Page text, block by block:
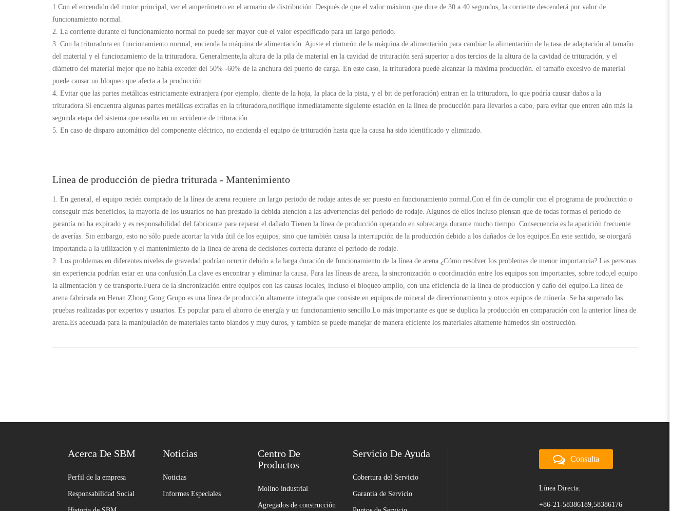
1.Con el encendido del motor principal, ver el amperímetro en el armario de distribución. Después de que el valor máximo que dure de 30 a 40 segundos, la corriente descenderá por valor de
funcionamiento normal.
2. La corriente durante el funcionamiento normal no puede ser mayor que el valor especificado para un largo período.
3. Con la trituradora en funcionamiento normal, encienda la máquina de alimentación. Ajuste el cinturón de la máquina de alimentación para cambiar la alimentación de la tasa de adaptación al tamaño
del material y el funcionamiento de la trituradora. Generalmente,la altura de la pila de material en la cavidad de trituración será superior a dos tercios de la altura de la cavidad de trituración, y el
diámetro del material mejor que no había exceder del 50% -60% de la anchura del puerto de carga. En este caso, la trituradora puede alcanzar la máxima producción. el tamaño excesivo de material
puede causar un bloqueo que afecta a la producción.
4. Evitar que las partes metálicas estrictamente extranjera (por ejemplo, diente de la hoja, la placa de la pista, y el bit de perforación) entran en la trituradora, lo que podría causar daños a la
trituradora.Si encuentra algunas partes metálicas extrañas en la trituradora,notifique inmediatamente siguiente estación en la línea de producción para llevarlos a cabo, para evitar que entren aún más la
segunda etapa del sistema que resulta en un accidente de trituración.
5. En caso de disparo automático del componente eléctrico, no encienda el equipo de trituración hasta que la causa ha sido identificado y eliminado.
Línea de producción de piedra triturada - Mantenimiento
1. En general, el equipo recién comprado de la línea de arena requiere un largo periodo de rodaje antes de ser puesto en funcionamiento normal.Con el fin de cumplir con el programa de producción o
conseguir más beneficios, la mayoría de los usuarios no han prestado la debida atención a las advertencias del período de rodaje. Algunos de ellos incluso piensan que de todas formas el período de
garantía no ha expirado y es responsabilidad del fabricante para reparar el dañado.Tienen la línea de producción operando en sobrecarga durante mucho tiempo. Consecuencia es la aparición frecuente
de averías. Sin embargo, esto no sólo puede acortar la vida útil de los equipos, sino que también causa la interrupción de la producción debido a los dañados de los equipos.En este sentido, se otorgará
importancia a la utilización y el mantenimiento de la línea de arena de decisiones correcta durante el período de rodaje.
2. Los problemas en diferentes niveles de gravedad podrían ocurrir debido a la larga duración de funcionamiento de la línea de arena.¿Cómo resolver los problemas de menor importancia? Las personas
sin experiencia podrían estar en una confusión.La clave es encontrar y eliminar la causa. Para las líneas de arena, la sincronización o coordinación entre los equipos son importantes, sobre todo,el equipo
la alimentación y de transporte.Fuera de la sincronización entre equipos con las causas locales, incluso el bloqueo amplio, con una eficiencia de la línea de producción y daño del equipo.La línea de
arena fabricada en Henan Zhong Gong Grupo es una línea de producción altamente integrada que consiste en equipos de mineral de direccionamiento y otros equipos de minería. Se ha superado las
pruebas realizadas por expertos y usuarios. Es popular para el ahorro de energía y un funcionamiento sencillo.Lo más importante es que se duplica la producción en comparación con la anterior línea de
arena.Es adecuada para la manipulación de materiales tanto blandos y muy duros, y también se puede manejar de manera eficiente los materiales altamente húmedos sin obstrucción.
Acerca De SBM
Perfil de la empresa
Responsabilidad Social
Noticias
Noticias
Informes Especiales
Centro De
Productos
Molino industrial
Agregados de construcción
Servicio De Ayuda
Cobertura del Servicio
Garantia de Servicio
Consulta
Línea Directa:
+86-21-58386189,58386176